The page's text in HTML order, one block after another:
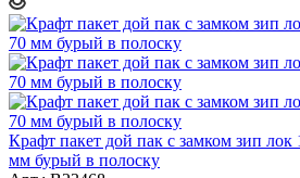
Крафт пакет дой пак с замком зип
мм бурый в полоску